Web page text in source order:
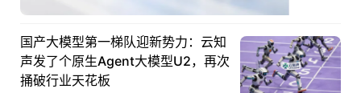
国产大模型第一梯队迎新势力：云知
声发了个原生Agent大模型U2，再次
捅破行业天花板